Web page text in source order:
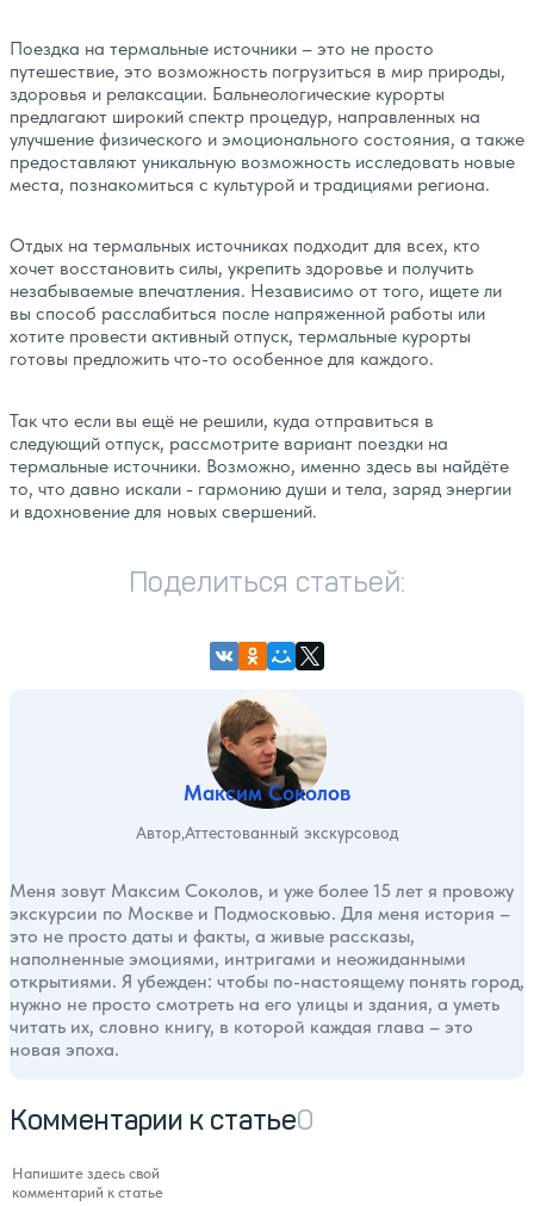
Поездка на термальные источники – это не просто
путешествие, это возможность погрузиться в мир природы,
здоровья и релаксации. Бальнеологические курорты
предлагают широкий спектр процедур, направленных на
улучшение физического и эмоционального состояния, а также
предоставляют уникальную возможность исследовать новые
места, познакомиться с культурой и традициями региона.
Отдых на термальных источниках подходит для всех, кто
хочет восстановить силы, укрепить здоровье и получить
незабываемые впечатления. Независимо от того, ищете ли
вы способ расслабиться после напряженной работы или
хотите провести активный отпуск, термальные курорты
готовы предложить что-то особенное для каждого.
Так что если вы ещё не решили, куда отправиться в
следующий отпуск, рассмотрите вариант поездки на
термальные источники. Возможно, именно здесь вы найдёте
то, что давно искали - гармонию души и тела, заряд энергии
и вдохновение для новых свершений.
Поделиться статьей:
Максим Соколов
АвторАттестованный экскурсовод
Меня зовут Максим Соколов, и уже более 15 лет я провожу
экскурсии по Москве и Подмосковью. Для меня история –
это не просто даты и факты, а живые рассказы,
наполненные эмоциями, интригами и неожиданными
открытиями. Я убежден: чтобы по-настоящему понять город,
нужно не просто смотреть на его улицы и здания, а уметь
читать их, словно книгу, в которой каждая глава – это
новая эпоха.
Комментарии к статье0
Напишите здесь свой комментарий к статье